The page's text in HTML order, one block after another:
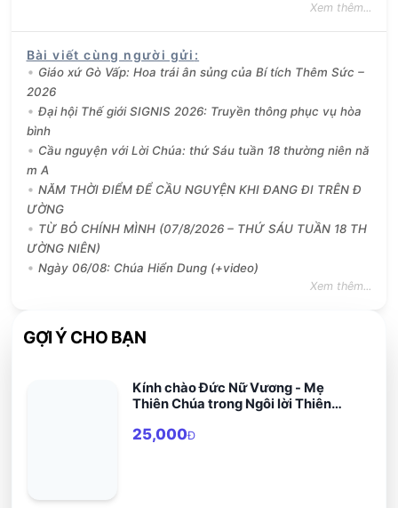
Xem thêm...
Bài viết cùng người gửi :
Giáo xứ Gò Vấp: Hoa trái ân sủng của Bí tích Thêm Sức –
2026
Đại hội Thế giới SIGNIS 2026: Truyền thông phục vụ hòa
bình
Cầu nguyện với Lời Chúa: thứ Sáu tuần 18 thường niên nă
m A
NĂM THỜI ĐIỂM ĐỂ CẦU NGUYỆN KHI ĐANG ĐI TRÊN Đ
ƯỜNG
TỪ BỎ CHÍNH MÌNH (07/8/2026 – THỨ SÁU TUẦN 18 TH
ƯỜNG NIÊN)
Ngày 06/08: Chúa Hiển Dung (+video)
Xem thêm...
GỢI Ý CHO BẠN
Kính chào Đức Nữ Vương - Mẹ
Thiên Chúa trong Ngôi lời Thiên
25,000Đ